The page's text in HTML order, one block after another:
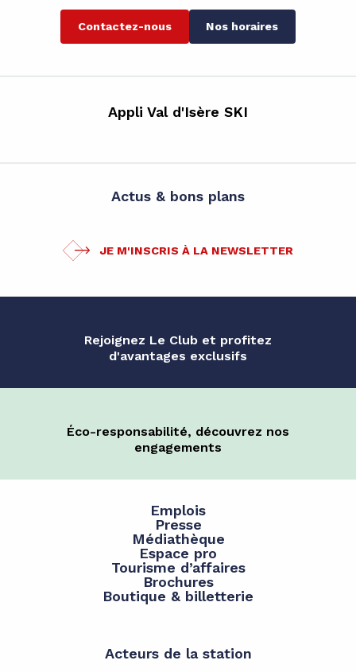
Contactez-nous Nos horaires
Appli Val d'Isère SKI
Actus & bons plans
JE M'INSCRIS À LA NEWSLETTER
Rejoignez Le Club et profitez
d'avantages exclusifs
Éco-responsabilité, découvrez nos
engagements
Emplois
Presse
Médiathèque
Espace pro
Tourisme d’affaires
Brochures
Boutique & billetterie
Acteurs de la station